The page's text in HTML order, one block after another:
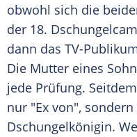
obwohl sich die
der 18.
dann das TV-
Die Mutter eines
jede Prüfung.
nur "Ex von",
Dschungelkönigin.